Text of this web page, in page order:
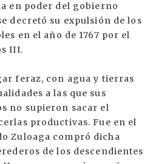
en poder del gobierno
decretó su expulsión de los
en el año de 1767 por el
III.
feraz, con agua y tierras
a las que sus
no supieron sacar el
productivas. Fue en el
Zuloaga compró dicha
de los descendientes